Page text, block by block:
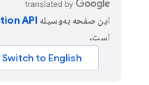
این صفحه به‌وسیله
است.